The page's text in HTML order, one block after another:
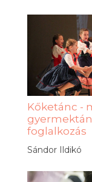
Kőketánc -
foglalkozás
Sándor Ildikó